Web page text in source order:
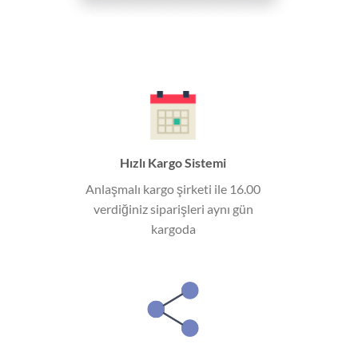
Hızlı Kargo Sistemi
Anlaşmalı kargo şirketi ile 16.00
verdiğiniz siparişleri aynı gün
kargoda